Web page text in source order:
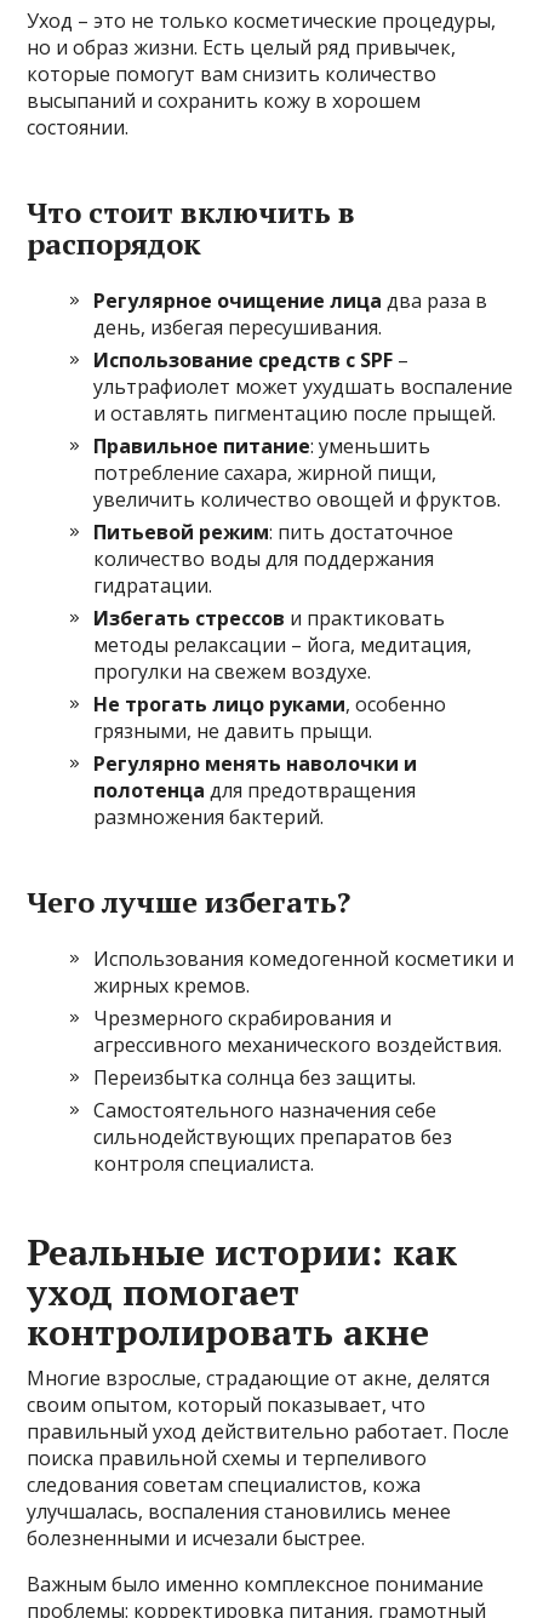
Уход – это не только косметические процедуры,
но и образ жизни. Есть целый ряд привычек,
которые помогут вам снизить количество
высыпаний и сохранить кожу в хорошем
состоянии.
Что стоит включить в
распорядок
Регулярное очищение лица два раза в
день, избегая пересушивания.
Использование средств с SPF –
ультрафиолет может ухудшать воспаление
и оставлять пигментацию после прыщей.
Правильное питание: уменьшить
потребление сахара, жирной пищи,
увеличить количество овощей и фруктов.
Питьевой режим: пить достаточное
количество воды для поддержания
гидратации.
Избегать стрессов и практиковать
методы релаксации – йога, медитация,
прогулки на свежем воздухе.
Не трогать лицо руками, особенно
грязными, не давить прыщи.
Регулярно менять наволочки и
полотенца для предотвращения
размножения бактерий.
Чего лучше избегать?
Использования комедогенной косметики и
жирных кремов.
Чрезмерного скрабирования и
агрессивного механического воздействия.
Переизбытка солнца без защиты.
Самостоятельного назначения себе
сильнодействующих препаратов без
контроля специалиста.
Реальные истории: как
уход помогает
контролировать акне
Многие взрослые, страдающие от акне, делятся
своим опытом, который показывает, что
правильный уход действительно работает. После
поиска правильной схемы и терпеливого
следования советам специалистов, кожа
улучшалась, воспаления становились менее
болезненными и исчезали быстрее.
Важным было именно комплексное понимание
проблемы: корректировка питания, грамотный